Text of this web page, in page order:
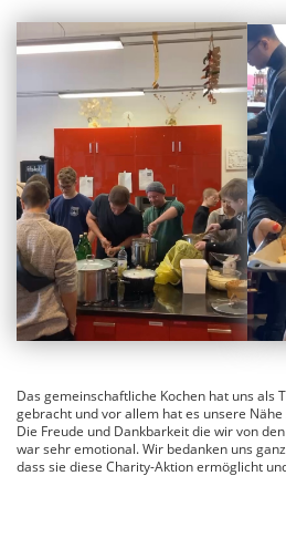
Das gemeinschaftliche Kochen hat uns als
gebracht und vor allem hat es unsere
Die Freude und Dankbarkeit die wir von
war sehr emotional. Wir bedanken uns
dass sie diese Charity-Aktion ermöglicht